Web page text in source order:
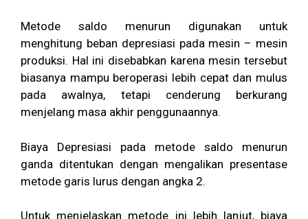
Metode saldo menurun digunakan untuk
menghitung beban depresiasi pada mesin – mesin
produksi. Hal ini disebabkan karena mesin tersebut
biasanya mampu beroperasi lebih cepat dan mulus
pada awalnya, tetapi cenderung berkurang
menjelang masa akhir penggunaannya.
Biaya Depresiasi pada metode saldo menurun
ganda ditentukan dengan mengalikan presentase
metode garis lurus dengan angka 2.
Untuk menjelaskan metode ini lebih lanjut, biaya